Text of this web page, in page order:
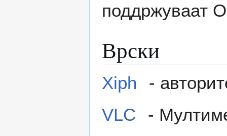
поддржуваат
Врски
Xiph
-
VLC
-